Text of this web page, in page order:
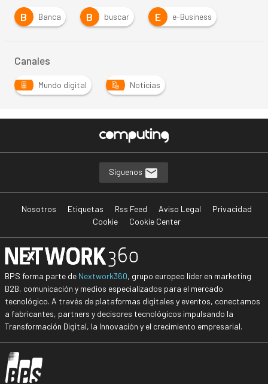
B
Banca B buscar E e-Business
Canales
Mundo digital Noticias
Síguenos
Nosotros Etiquetas Rss Feed Aviso Legal
Privacidad
Cookie
Cookie Center
BPS forma parte de Nextwork360, grupo europeo líder en marketing
B2B, comunicación y medios especializados para el mercado
tecnológico. A través de plataformas digitales y eventos, conectamos
a fabricantes, partners y decisores tecnológicos impulsando la
Transformación Digital, la Innovación y el crecimiento empresarial.